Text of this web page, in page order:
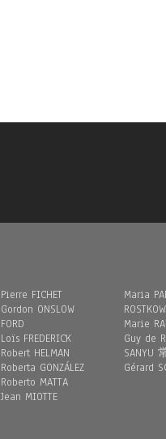
Pierre FICHET
Gordon ONSLOW
FORD
Loïs FREDERICK
Robert HELMAN
Roberta GONZÁLEZ
Roberto MATTA
Jean MIOTTE
Maria
Marie
Guy de
SANYU
Gérard